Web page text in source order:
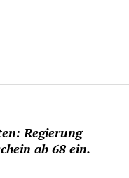
Regierung
ab 68 ein.